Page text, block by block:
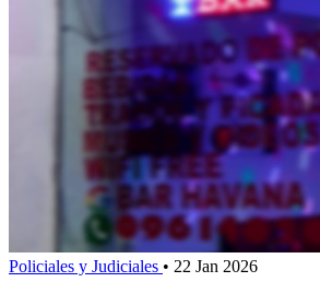
Policiales y Judiciales • 22 Jan 2026